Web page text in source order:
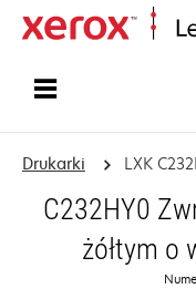
Drukarki LXK
C232HY0
żółtym o